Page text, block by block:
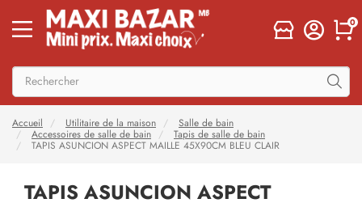
0
Accueil Utilitaire de la maison
Salle de bain
Accessoires de salle de bain
Tapis de salle de bain
TAPIS ASUNCION ASPECT MAILLE 45X90CM BLEU CLAIR
TAPIS ASUNCION ASPECT